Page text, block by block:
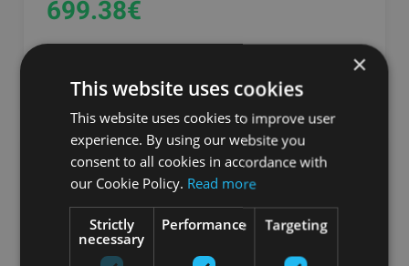
699.38€
×
This website uses cookies
This website uses cookies to improve user
experience. By using our website you
consent to all cookies in accordance with
our Cookie Policy. Read more
Strictly
necessary
Performance Targeting